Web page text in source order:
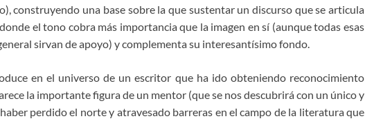
construyendo una base sobre la que sustentar un discurso que se articula
el tono cobra más importancia que la imagen en sí (aunque todas esas
sirvan de apoyo) y complementa su interesantísimo fondo.
en el universo de un escritor que ha ido obteniendo reconocimiento
la importante figura de un mentor (que se nos descubrirá con un único y
perdido el norte y atravesado barreras en el campo de la literatura que